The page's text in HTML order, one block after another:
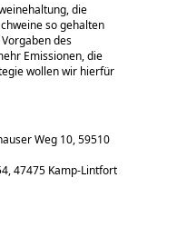
die
so gehalten
des
Emissionen, die
wollen wir hierfür
Weg 10, 59510
47475 Kamp-Lintfort